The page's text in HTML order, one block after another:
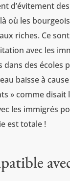
d’évitement
où les
riches. Ce
avec les
des écoles
baisse à
» comme
les immigrés
est totale !